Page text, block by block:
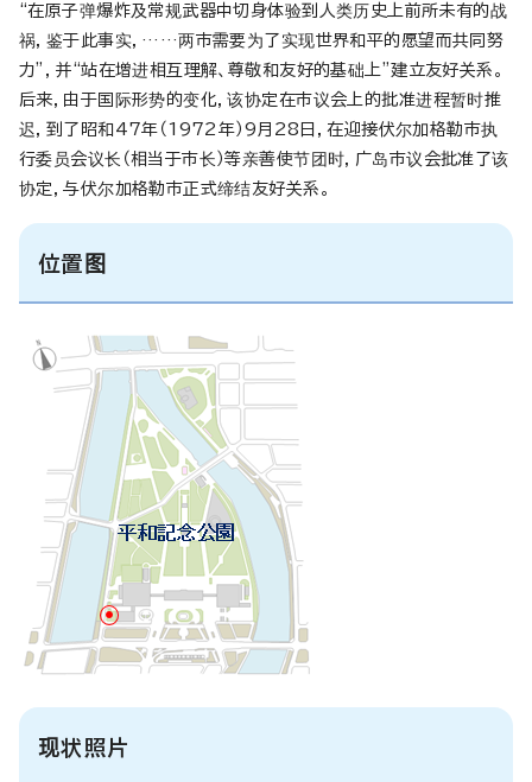
“在原子弹爆炸及常规武器中切身体验到人类历史上前所未有的战
祸，鉴于此事实，……两市需要为了实现世界和平的愿望而共同努
力”，并“站在増进相互理解、尊敬和友好的基础上”建立友好关系。
后来，由于国际形势的变化，该协定在市议会上的批准进程暂时推
迟，到了昭和47年（1972年）9月28日，在迎接伏尔加格勒市执
行委员会议长（相当于市长）等亲善使节团时，广岛市议会批准了该
协定，与伏尔加格勒市正式缔结友好关系。
位置图
现状照片